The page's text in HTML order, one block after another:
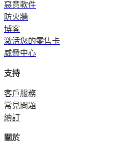
惡意軟件
防火牆
博客
激活您的零售卡
威脅中心
支持
客戶服務
常見問題
續訂
關於